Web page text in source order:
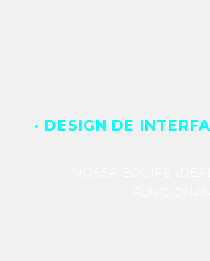
· DESIGN DE